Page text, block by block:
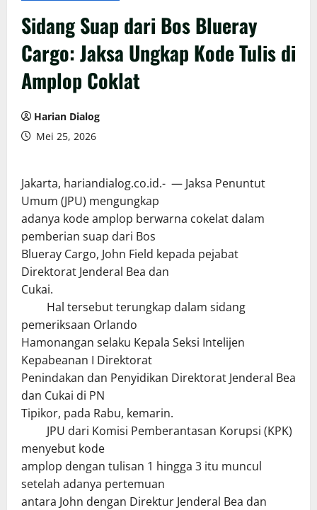
Sidang Suap dari Bos Blueray
Cargo: Jaksa Ungkap Kode Tulis di
Amplop Coklat
Harian Dialog
Mei 25, 2026
Jakarta, hariandialog.co.id.- — Jaksa Penuntut
Umum (JPU) mengungkap
adanya kode amplop berwarna cokelat dalam
pemberian suap dari Bos
Blueray Cargo, John Field kepada pejabat
Direktorat Jenderal Bea dan
Cukai.
Hal tersebut terungkap dalam sidang
pemeriksaan Orlando
Hamonangan selaku Kepala Seksi Intelijen
Kepabeanan I Direktorat
Penindakan dan Penyidikan Direktorat Jenderal Bea
dan Cukai di PN
Tipikor, pada Rabu, kemarin.
JPU dari Komisi Pemberantasan Korupsi (KPK)
menyebut kode
amplop dengan tulisan 1 hingga 3 itu muncul
setelah adanya pertemuan
antara John dengan Direktur Jenderal Bea dan